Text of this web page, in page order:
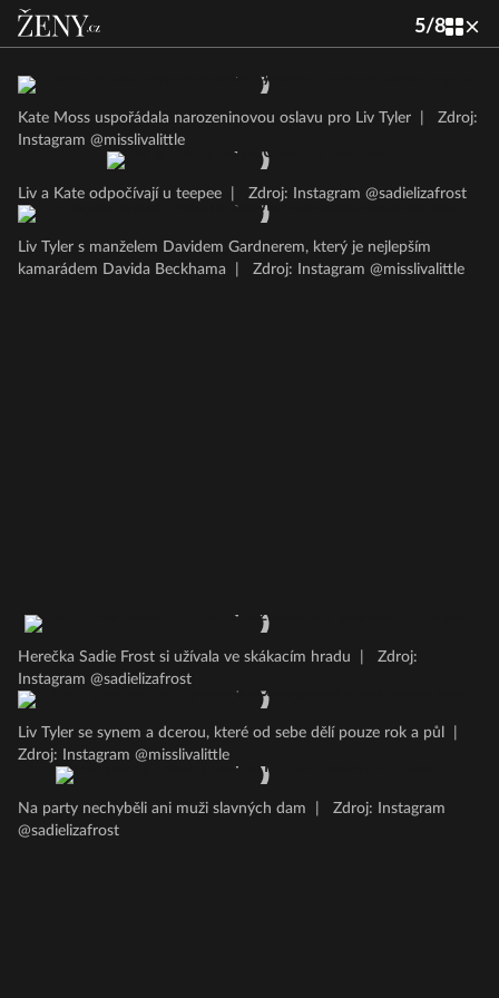
5/8
Kate Moss uspořádala narozeninovou oslavu pro Liv Tyler
Zdroj:
Instagram @misslivalittle
Liv a Kate odpočívají u teepee Zdroj: Instagram @sadielizafrost
Liv Tyler s manželem Davidem Gardnerem, který je nejlepším
kamarádem Davida Beckhama
Zdroj: Instagram @misslivalittle
Herečka Sadie Frost si užívala ve skákacím hradu
Zdroj:
Instagram @sadielizafrost
Liv Tyler se synem a dcerou, které od sebe dělí pouze rok a půl
Zdroj: Instagram @misslivalittle
Na party nechyběli ani muži slavných dam
Zdroj: Instagram
@sadielizafrost